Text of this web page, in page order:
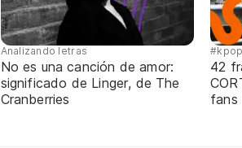
Analizando letras
No es una canción de amor:
significado de Linger, de The
Cranberries
#kpop
42
fans